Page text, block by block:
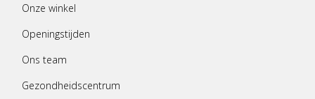
Onze winkel
Openingstijden
Ons team
Gezondheidscentrum